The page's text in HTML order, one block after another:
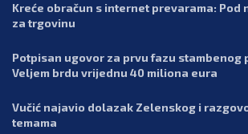
Kreće obračun s internet prevarama: Pod
za trgovinu
Potpisan ugovor za prvu fazu stambenog
Veljem brdu vrijednu 40 miliona eura
Vučić najavio dolazak Zelenskog i
temama